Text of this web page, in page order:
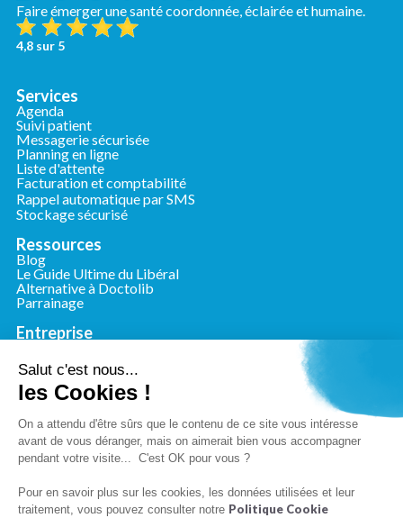
Salut c'est nous...
les Cookies !
On a attendu d'être sûrs que le contenu de ce site vous intéresse
avant de vous déranger, mais on aimerait bien vous accompagner
pendant votre visite... C'est OK pour vous ?
Pour en savoir plus sur les cookies, les données utilisées et leur
traitement, vous pouvez consulter notre Politique Cookie
Faire émerger une santé coordonnée, éclairée et humaine.
4,8 sur 5
Services
Agenda
Suivi patient
Messagerie sécurisée
Planning en ligne
Liste d'attente
Facturation et comptabilité
Rappel automatique par SMS
Stockage sécurisé
Ressources
Blog
Le Guide Ultime du Libéral
Alternative à Doctolib
Parrainage
Entreprise
Nous contacter
Presse
Conformité
Mentions légales
Charte de confidentialité
Conditions générales d'utilisation
Politique de cookies